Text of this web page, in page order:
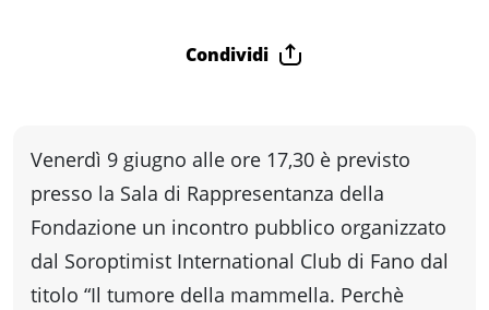
fare
Percorsi
storici
Condividi
Venerdì 9 giugno alle ore 17,30 è previsto
presso la Sala di Rappresentanza della
Fondazione un incontro pubblico organizzato
dal Soroptimist International Club di Fano dal
titolo “Il tumore della mammella. Perchè